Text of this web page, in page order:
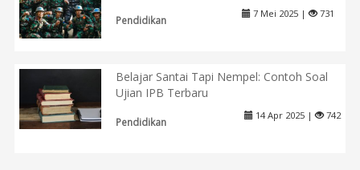
Pendidikan
7 Mei 2025 | 731
Belajar Santai Tapi Nempel: Contoh Soal
Ujian IPB Terbaru
Pendidikan
14 Apr 2025 | 742